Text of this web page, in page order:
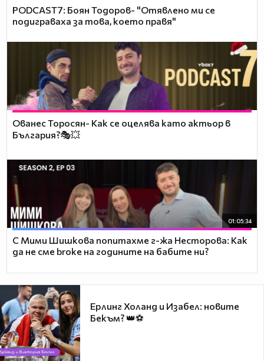
PODCAST7: ‪Боян Тодоров- "Отявлено ми се
подиграваха за това, което правя"
Ованес Торосян- Как се оцелява като актьор в
България?🎭💥
01:05:34
С Мими Шишкова попитахме г-жа Несторова: Как
да не сме broke на годините на бабите ни?
Ерлинг Холанд и Изабел: новите
Бекъм? 👑⚽